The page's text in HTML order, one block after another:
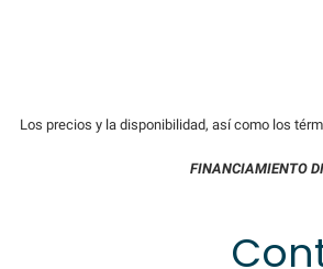
Los precios y la disponibilidad, así como los
FINANCIAMIENTO